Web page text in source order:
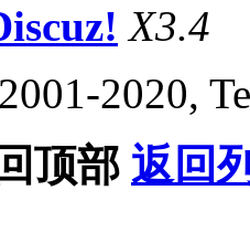
X3.4
2020,
顶部 返回